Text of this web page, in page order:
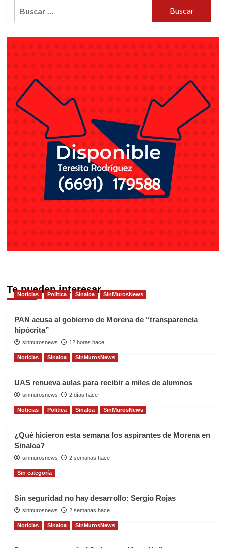
Te pueden interesar
Noticias Politica Sinaloa SinMurosNews
PAN acusa al gobierno de Morena de “transparencia
hipócrita”
sinmurosnews 12 horas hace
Noticias Sinaloa SinMurosNews
UAS renueva aulas para recibir a miles de alumnos
sinmurosnews 2 días hace
Noticias Politica Sinaloa SinMurosNews
¿Qué hicieron esta semana los aspirantes de Morena en
Sinaloa?
sinmurosnews 2 semanas hace
Sin categoría
Sin seguridad no hay desarrollo: Sergio Rojas
sinmurosnews 2 semanas hace
Noticias Sinaloa SinMurosNews